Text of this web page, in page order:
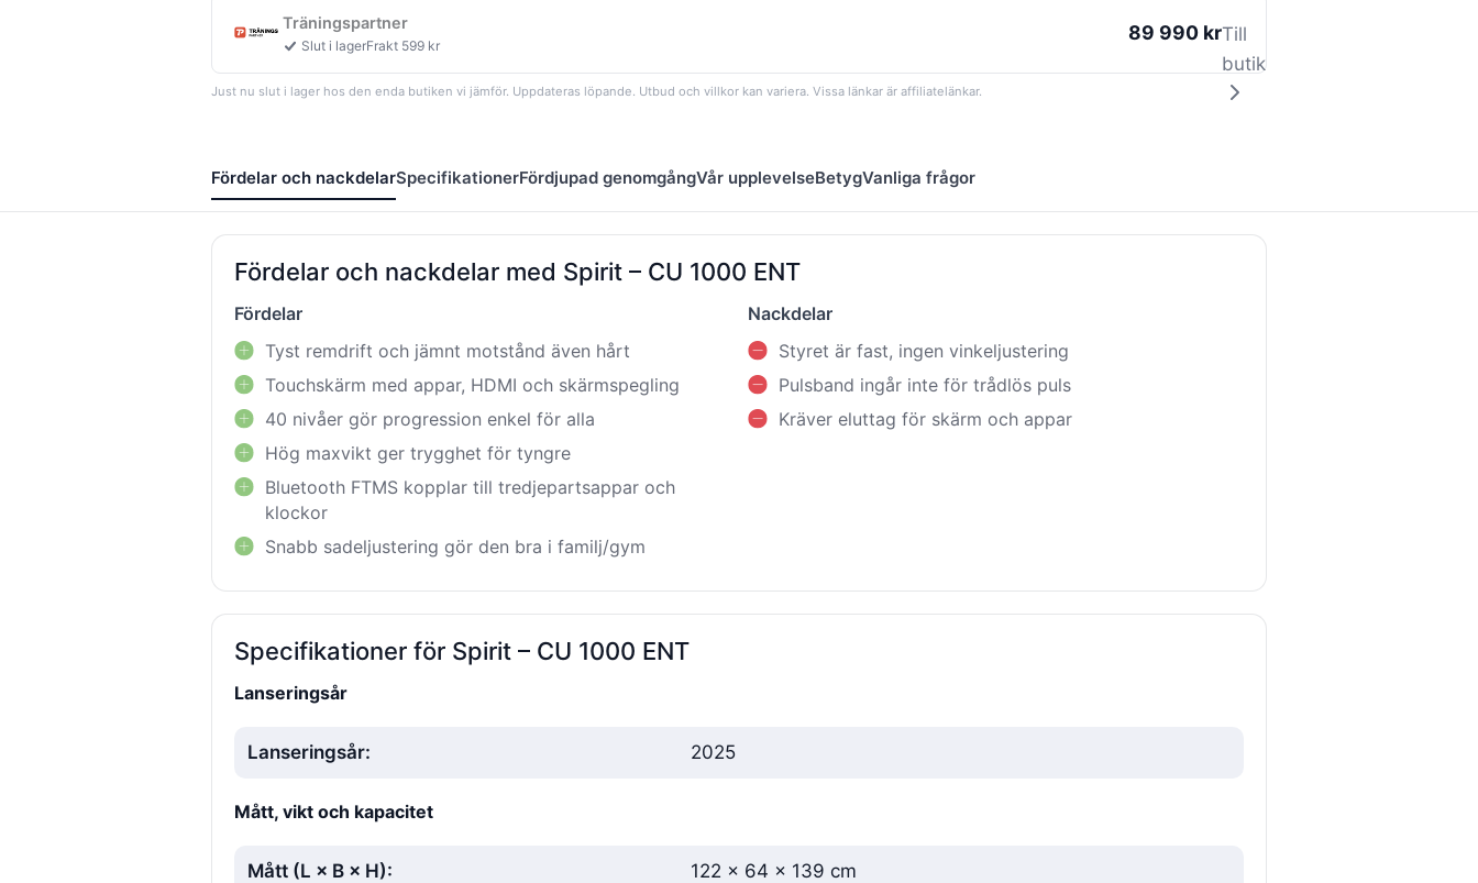
Träningspartner
Slut i lagerFrakt 599 kr
89 990 krTill
butik
Just nu slut i lager hos den enda butiken vi jämför. Uppdateras löpande. Utbud och villkor kan variera. Vissa länkar är affiliatelänkar.
Fördelar och nackdelarSpecifikationerFördjupad genomgångVår upplevelseBetygVanliga frågor
Fördelar och nackdelar med Spirit – CU 1000 ENT
Fördelar
Tyst remdrift och jämnt motstånd även hårt
Touchskärm med appar, HDMI och skärmspegling
40 nivåer gör progression enkel för alla
Hög maxvikt ger trygghet för tyngre
Bluetooth FTMS kopplar till tredjepartsappar och
klockor
Snabb sadeljustering gör den bra i familj/gym
Nackdelar
Styret är fast, ingen vinkeljustering
Pulsband ingår inte för trådlös puls
Kräver eluttag för skärm och appar
Specifikationer för Spirit – CU 1000 ENT
Lanseringsår
Lanseringsår: 2025
Mått, vikt och kapacitet
Mått (L × B × H): 122 × 64 × 139 cm